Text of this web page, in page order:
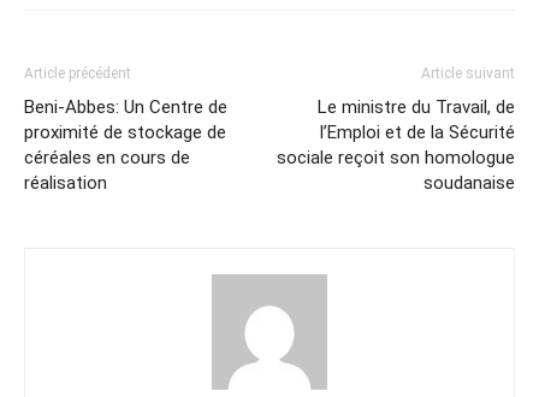
Article précédent
Beni-Abbes: Un Centre de
proximité de stockage de
céréales en cours de
réalisation
Article suivant
Le ministre du Travail, de
l’Emploi et de la Sécurité
sociale reçoit son homologue
soudanaise